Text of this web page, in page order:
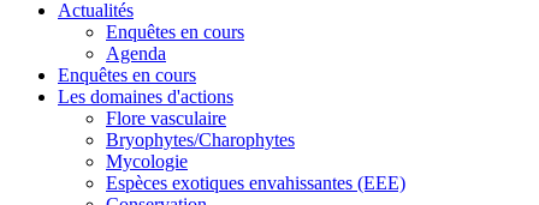
Actualités
Enquêtes en cours
Agenda
Enquêtes en cours
Les domaines d'actions
Flore vasculaire
Bryophytes/Charophytes
Mycologie
Espèces exotiques envahissantes (EEE)